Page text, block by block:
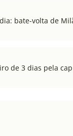
bate-volta de
de 3 dias pela